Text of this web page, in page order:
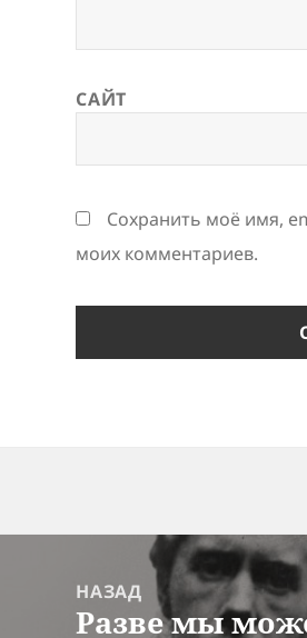
САЙТ
Сохранить моё имя,
моих комментариев.
записям
НАЗАД
Предыдущая
Разве мы